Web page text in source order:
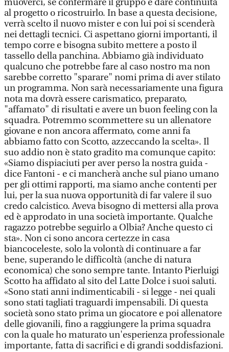
muoverci, se confermare il gruppo e dare continuità
al progetto o ricostruirlo. In base a questa decisione,
verrà scelto il nuovo mister e con lui poi si scenderà
nei dettagli tecnici. Ci aspettano giorni importanti, il
tempo corre e bisogna subito mettere a posto il
tassello della panchina. Abbiamo già individuato
qualcuno che potrebbe fare al caso nostro ma non
sarebbe corretto "sparare" nomi prima di aver stilato
un programma. Non sarà necessariamente una figura
nota ma dovrà essere carismatico, preparato,
"affamato" di risultati e avere un buon feeling con la
squadra. Potremmo scommettere su un allenatore
giovane e non ancora affermato, come anni fa
abbiamo fatto con Scotto, azzeccando la scelta». Il
suo addio non è stato gradito ma comunque capito:
«Siamo dispiaciuti per aver perso la nostra guida -
dice Fantoni - e ci mancherà anche sul piano umano
per gli ottimi rapporti, ma siamo anche contenti per
lui, per la sua nuova opportunità di far valere il suo
credo calcistico. Aveva bisogno di mettersi alla prova
ed è approdato in una società importante. Qualche
ragazzo potrebbe seguirlo a Olbia? Anche questo ci
sta». Non ci sono ancora certezze in casa
biancoceleste, solo la volontà di continuare a far
bene, superando le difficoltà (anche di natura
economica) che sono sempre tante. Intanto Pierluigi
Scotto ha affidato al sito del Latte Dolce i suoi saluti.
«Sono stati anni indimenticabili - si legge - nei quali
sono stati tagliati traguardi impensabili. Di questa
società sono stato prima un giocatore e poi allenatore
delle giovanili, fino a raggiungere la prima squadra
con la quale ho maturato un'esperienza professionale
importante, fatta di sacrifici e di grandi soddisfazioni.